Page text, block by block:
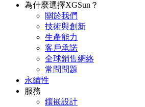
為什麼選擇XGSun？
關於我們
技術與創新
生產能力
客戶承諾
全球銷售網絡
常問問題
永續性
服務
鑲嵌設計